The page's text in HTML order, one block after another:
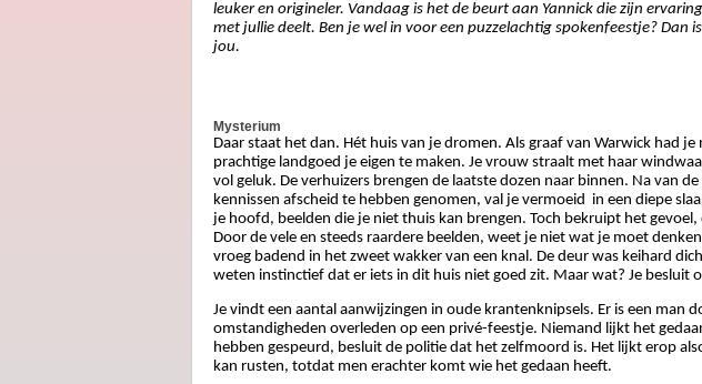
leuker en origineler. Vandaag is het de beurt aan Yannick die zijn
met jullie deelt. Ben je wel in voor een puzzelachtig spokenfeestje? Dan
jou.
Mysterium
Daar staat het dan. Hét huis van je dromen. Als graaf van Warwick had
prachtige landgoed je eigen te maken. Je vrouw straalt met haar
vol geluk. De verhuizers brengen de laatste dozen naar binnen. Na van
kennissen afscheid te hebben genomen, val je vermoeid  in een diepe
je hoofd, beelden die je niet thuis kan brengen. Toch bekruipt het gevoel,
Door de vele en steeds raardere beelden, weet je niet wat je moet
vroeg badend in het zweet wakker van een knal. De deur was keihard
weten instinctief dat er iets in dit huis niet goed zit. Maar wat? Je besluit
Je vindt een aantal aanwijzingen in oude krantenknipsels. Er is een man
omstandigheden overleden op een privé-feestje. Niemand lijkt het
hebben gespeurd, besluit de politie dat het zelfmoord is. Het lijkt erop
kan rusten, totdat men erachter komt wie het gedaan heeft.